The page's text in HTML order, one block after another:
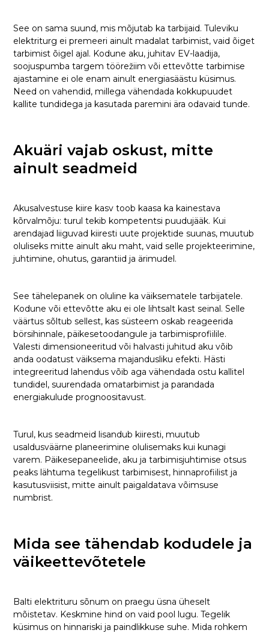
See on sama suund, mis mõjutab ka tarbijaid. Tuleviku
elektriturg ei premeeri ainult madalat tarbimist, vaid õiget
tarbimist õigel ajal. Kodune aku, juhitav EV-laadija,
soojuspumba targem töörežiim või ettevõtte tarbimise
ajastamine ei ole enam ainult energiasäästu küsimus.
Need on vahendid, millega vähendada kokkupuudet
kallite tundidega ja kasutada paremini ära odavaid tunde.
Akuäri vajab oskust, mitte
ainult seadmeid
Akusalvestuse kiire kasv toob kaasa ka kainestava
kõrvalmõju: turul tekib kompetentsi puudujääk. Kui
arendajad liiguvad kiiresti uute projektide suunas, muutub
oluliseks mitte ainult aku maht, vaid selle projekteerimine,
juhtimine, ohutus, garantiid ja ärimudel.
See tähelepanek on oluline ka väiksematele tarbijatele.
Kodune või ettevõtte aku ei ole lihtsalt kast seinal. Selle
väärtus sõltub sellest, kas süsteem oskab reageerida
börsihinnale, päikesetoodangule ja tarbimisprofiilile.
Valesti dimensioneeritud või halvasti juhitud aku võib
anda oodatust väiksema majandusliku efekti. Hästi
integreeritud lahendus võib aga vähendada ostu kallitel
tundidel, suurendada omatarbimist ja parandada
energiakulude prognoositavust.
Turul, kus seadmeid lisandub kiiresti, muutub
usaldusväärne planeerimine olulisemaks kui kunagi
varem. Päikesepaneelide, aku ja tarbimisjuhtimise otsus
peaks lähtuma tegelikust tarbimisest, hinnaprofiilist ja
kasutusviisist, mitte ainult paigaldatava võimsuse
numbrist.
Mida see tähendab kodudele ja
väikeettevõtetele
Balti elektrituru sõnum on praegu üsna üheselt
mõistetav. Keskmine hind on vaid pool lugu. Tegelik
küsimus on hinnariski ja paindlikkuse suhe. Mida rohkem